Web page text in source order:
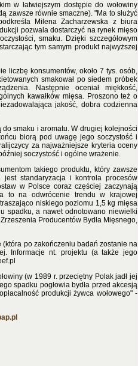
w łatwiejszym dostępie do wołowiny
zawsze równie smaczne). "Ma to służyć
Milena Zacharzewska z biura
pozwala dostarczyć na rynek mięso
smaku. Dzięki szczegółowym
tym samym produkt najwyższej
liczbę konsumentów, około 7 tys. osób,
smakował po siedem próbek
Następnie oceniał miękkość,
kawałków mięsa. Proszono też o
jakość, dobra codzienna
smaku i aromatu. W drugiej kolejności
biorą pod uwagę jego soczystość i
za najważniejsze kryteria oceny
soczystość i ogólne wrażenie.
takiego produktu, który zawsze
jest standaryzacja i kontrola procesów
w Polsce coraz częściej zaczynają
to na odwrócenie trendu w krajowej
niskiego poziomu 1,5 kg mięsa
spadku, a nawet odnotowano niewielki
Producentów Bydła Mięsnego,
po zakończeniu badań zostanie na
Informacje nt. projektu (a także jego
(w 1989 r. przeciętny Polak jadł jej
spadku pogłowia bydła przed akcesją
produkcji żywca wołowego" -